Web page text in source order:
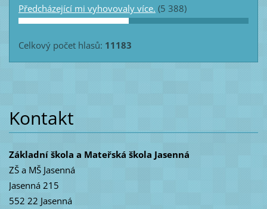
Předcházející mi vyhovovaly více. (5 388)
Celkový počet hlasů: 11183
Kontakt
Základní škola a Mateřská škola Jasenná
ZŠ a MŠ Jasenná
Jasenná 215
552 22 Jasenná